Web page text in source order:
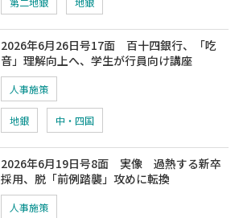
2026年6月26日号17面 百十四銀行、「吃
音」理解向上へ、学生が行員向け講座
人事施策
地銀 中・四国
2026年6月19日号8面 実像 過熱する新卒
採用、脱「前例踏襲」攻めに転換
人事施策